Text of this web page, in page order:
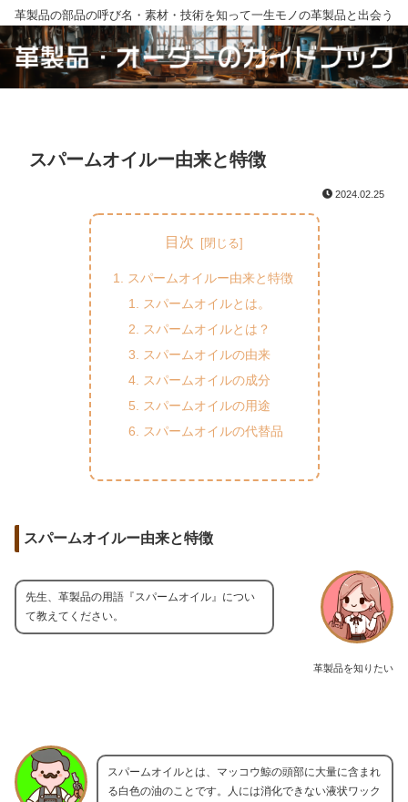
革製品の部品の呼び名・素材・技術を知って一生モノの革製品と出会う
スパームオイルー由来と特徴
2024.02.25
目次
スパームオイルー由来と特徴
スパームオイルとは。
スパームオイルとは？
スパームオイルの由来
スパームオイルの成分
スパームオイルの用途
スパームオイルの代替品
スパームオイルー由来と特徴
革製品を知りたい
先生、革製品の用語『スパームオイル』につい
て教えてください。
スパームオイルとは、マッコウ鯨の頭部に大量に含まれ
る白色の油のことです。人には消化できない液状ワック